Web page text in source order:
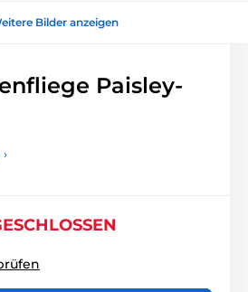
Bilder anzeigen
Paisley-